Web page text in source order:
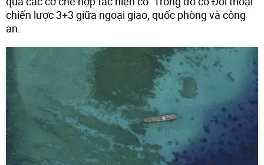
chiến lược 3+3 giữa ngoại giao, quốc phòng và công
an.